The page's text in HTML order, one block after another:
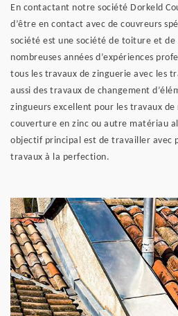
En contactant notre société Dorkeld
d’être en contact avec de couvreurs
société est une société de toiture et de
nombreuses années d’expériences
tous les travaux de zinguerie avec les
aussi des travaux de changement
zingueurs excellent pour les travaux
couverture en zinc ou autre matériau
objectif principal est de travailler avec
travaux à la perfection.